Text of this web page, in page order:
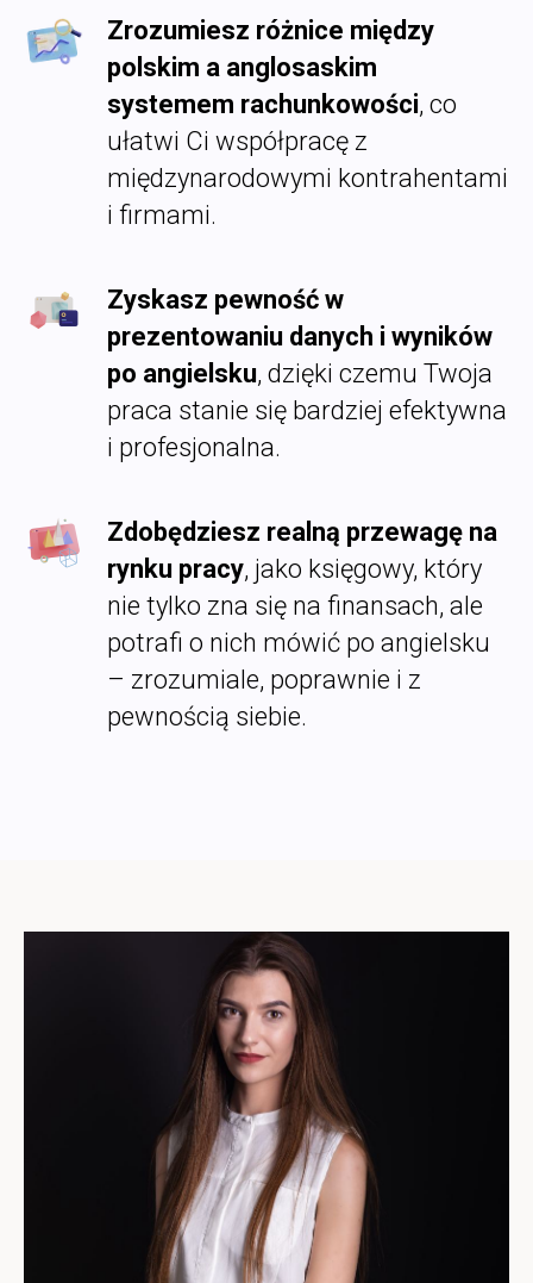
Zrozumiesz różnice między
polskim a anglosaskim
systemem rachunkowości, co
ułatwi Ci współpracę z
międzynarodowymi kontrahentami
i firmami.
Zyskasz pewność w
prezentowaniu danych i wyników
po angielsku, dzięki czemu Twoja
praca stanie się bardziej efektywna
i profesjonalna.
Zdobędziesz realną przewagę na
rynku pracy, jako księgowy, który
nie tylko zna się na finansach, ale
potrafi o nich mówić po angielsku
– zrozumiale, poprawnie i z
pewnością siebie.